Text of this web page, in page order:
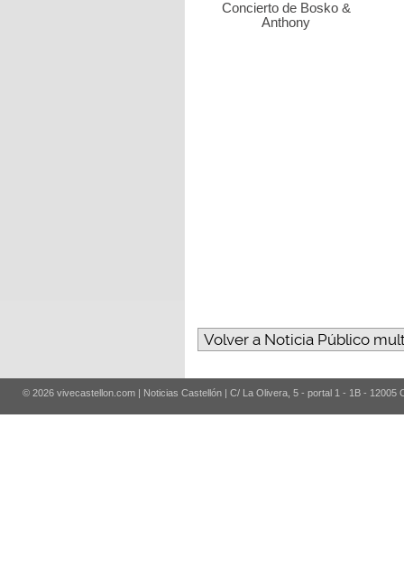
Concierto de Bosko &
Anthony
Volver a Noticia Público
© 2026 vivecastellon.com | Noticias Castellón | C/ La Olivera, 5 - portal 1 - 1B - 12005